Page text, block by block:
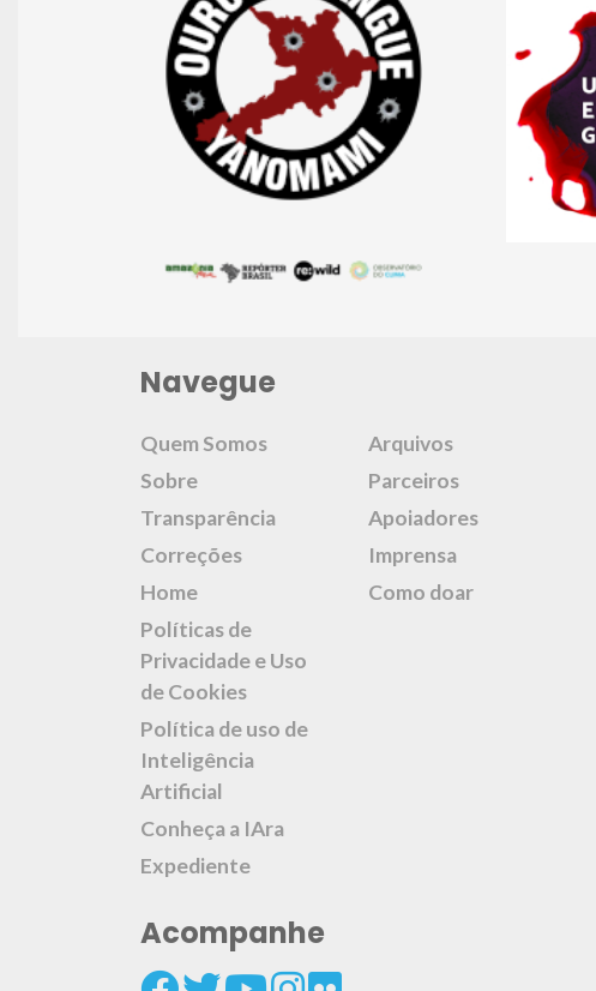
Navegue
Quem Somos
Sobre
Transparência
Correções
Home
Políticas de
Privacidade e Uso
de Cookies
Política de uso de
Inteligência
Artificial
Conheça a IAra
Expediente
Arquivos
Parceiros
Apoiadores
Imprensa
Como doar
Acompanhe